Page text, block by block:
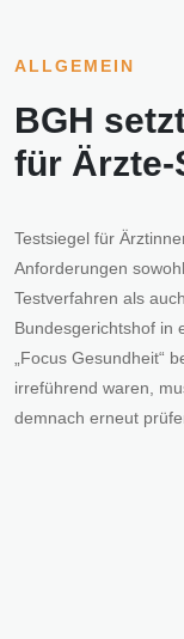
ALLGEMEIN
BGH
für Ärzte-
Testsiegel für
Anforderungen
Testverfahren als
Bundesgerichtshof in
„Focus Gesundheit“
irreführend waren,
demnach erneut